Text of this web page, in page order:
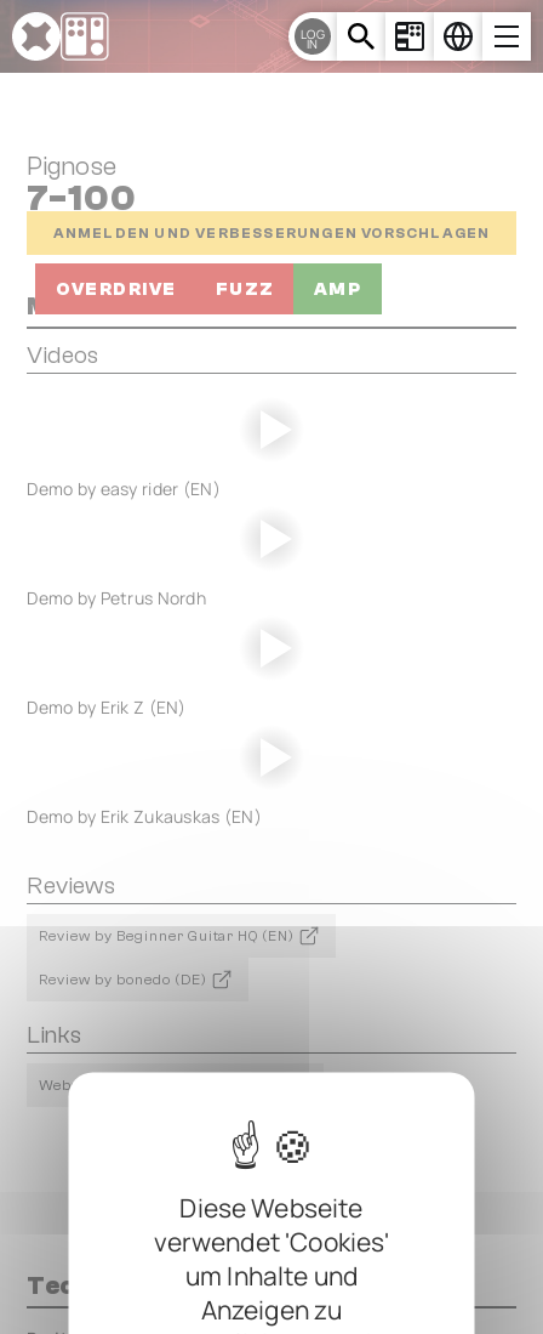
Cookie-Einstellungen
Diese Webseite
verwendet 'Cookies'
um Inhalte und
Anzeigen zu
LOG
IN
Pignose
7-100
ANMELDEN UND VERBESSERUNGEN VORSCHLAGEN
OVERDRIVE FUZZ AMP
Media
Videos
Demo by easy rider (EN)
Demo by Petrus Nordh
Demo by Erik Z (EN)
Demo by Erik Zukauskas (EN)
Reviews
Review by Beginner Guitar HQ (EN)
Review by bonedo (DE)
Links
Website Info
Technische Daten